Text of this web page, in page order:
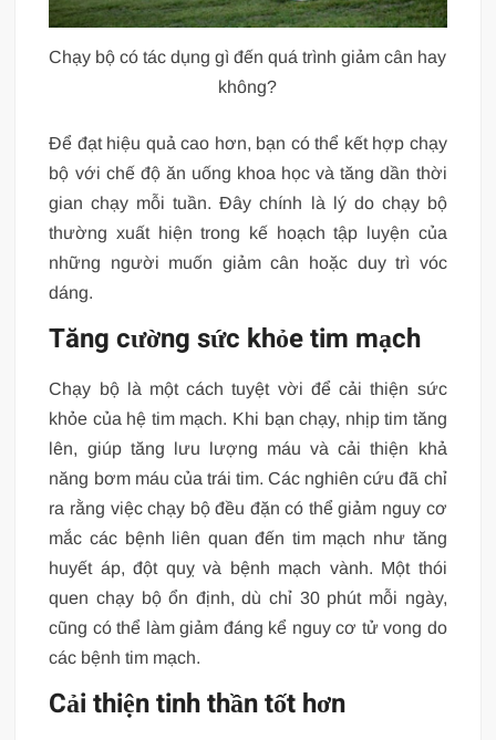
Chạy bộ có tác dụng gì đến quá trình giảm cân hay
không?
Để đạt hiệu quả cao hơn, bạn có thể kết hợp chạy
bộ với chế độ ăn uống khoa học và tăng dần thời
gian chạy mỗi tuần. Đây chính là lý do chạy bộ
thường xuất hiện trong kế hoạch tập luyện của
những người muốn giảm cân hoặc duy trì vóc
dáng.
Tăng cường sức khỏe tim mạch
Chạy bộ là một cách tuyệt vời để cải thiện sức
khỏe của hệ tim mạch. Khi bạn chạy, nhịp tim tăng
lên, giúp tăng lưu lượng máu và cải thiện khả
năng bơm máu của trái tim. Các nghiên cứu đã chỉ
ra rằng việc chạy bộ đều đặn có thể giảm nguy cơ
mắc các bệnh liên quan đến tim mạch như tăng
huyết áp, đột quỵ và bệnh mạch vành. Một thói
quen chạy bộ ổn định, dù chỉ 30 phút mỗi ngày,
cũng có thể làm giảm đáng kể nguy cơ tử vong do
các bệnh tim mạch.
Cải thiện tinh thần tốt hơn